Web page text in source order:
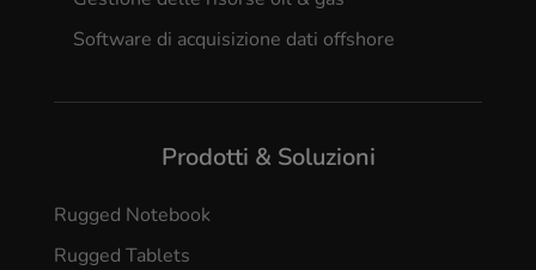
Software di acquisizione dati offshore
Prodotti & Soluzioni
Rugged Notebook
Rugged Tablets